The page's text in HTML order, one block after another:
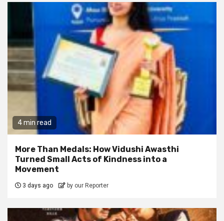
4 min read
More Than Medals: How Vidushi Awasthi
Turned Small Acts of Kindness into a
Movement
3 days ago by our Reporter